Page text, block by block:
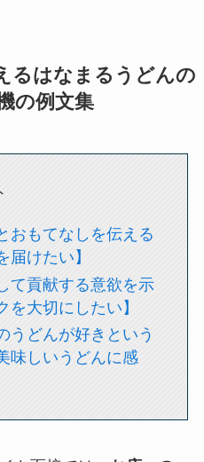
るはなまるうどんの
の例文集
おもてなしを伝える
届けたい】
て貢献する意欲を示
を大切にしたい】
うどんが好きという
味しいうどんに感